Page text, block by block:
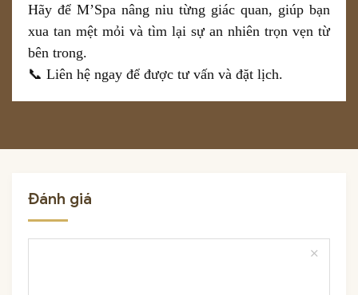
Hãy để M’Spa nâng niu từng giác quan, giúp bạn
xua tan mệt mỏi và tìm lại sự an nhiên trọn vẹn từ
bên trong.
📞 Liên hệ ngay để được tư vấn và đặt lịch.
Đánh giá
close